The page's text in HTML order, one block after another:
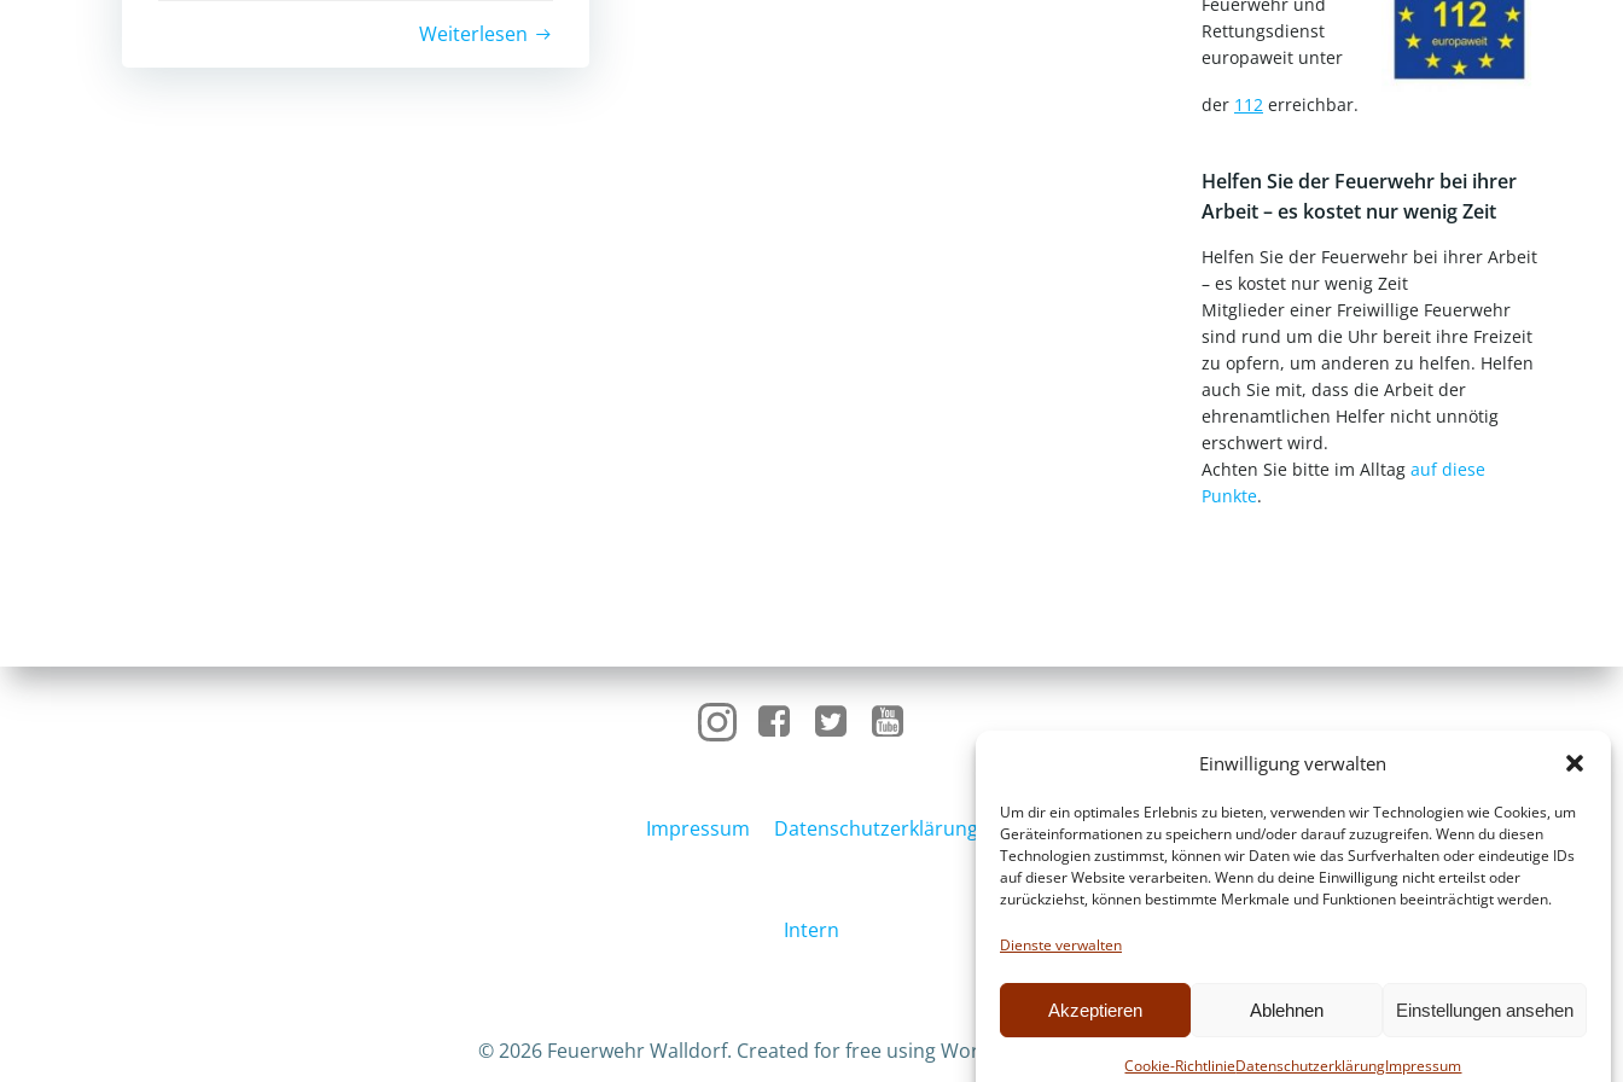
Einwilligung verwalten
Um dir ein optimales Erlebnis zu bieten, verwenden wir Technologien wie Cookies, um
Geräteinformationen zu speichern und/oder darauf zuzugreifen. Wenn du diesen
Technologien zustimmst, können wir Daten wie das Surfverhalten oder eindeutige IDs
auf dieser Website verarbeiten. Wenn du deine Einwilligung nicht erteilst oder
zurückziehst, können bestimmte Merkmale und Funktionen beeinträchtigt werden.
Dienste verwalten
Akzeptieren Ablehnen Einstellungen ansehen
Cookie-RichtlinieDatenschutzerklärungImpressum
Weiterlesen
Rettungsdienst
europaweit unter
der 112 erreichbar.
Helfen Sie der Feuerwehr bei ihrer
Arbeit – es kostet nur wenig Zeit
Helfen Sie der Feuerwehr bei ihrer Arbeit
– es kostet nur wenig Zeit
Mitglieder einer Freiwillige Feuerwehr
sind rund um die Uhr bereit ihre Freizeit
zu opfern, um anderen zu helfen. Helfen
auch Sie mit, dass die Arbeit der
ehrenamtlichen Helfer nicht unnötig
erschwert wird.
Achten Sie bitte im Alltag auf diese
Punkte.
Impressum Datenschutzerklärung
Intern
© 2026 Feuerwehr Walldorf. Created for free using WordPress and